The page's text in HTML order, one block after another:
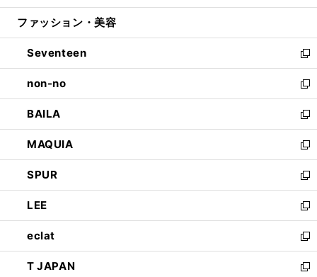
開
ウ
開
く
ン
ウ
で
開
く
ウ
ン
ド
ウ
で
開
く
ファッション・美容
Seventeen
新
し
い
ウ
ィ
ン
ド
ウ
で
開
く
non-no
新
し
い
ウ
ィ
ン
ド
ウ
で
開
く
BAILA
新
し
い
ウ
ィ
ン
ド
ウ
で
開
く
MAQUIA
新
し
い
ウ
ィ
ン
ド
ウ
で
SPUR
新
し
い
ウ
ィ
ン
ド
LEE
新
し
い
ウ
ィ
eclat
新
し
い
T JAPAN
新